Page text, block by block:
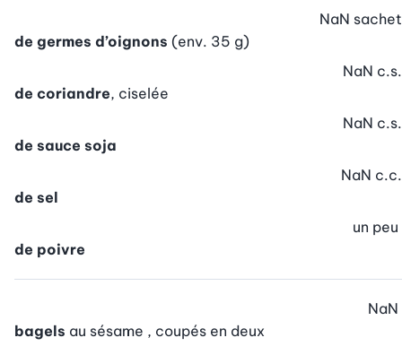
de germes d’oignons (env. 35 g)
NaN sachet
de coriandre, ciselée
NaN c.s.
de sauce soja
NaN c.s.
de sel
NaN c.c.
de poivre
un peu
bagels au sésame , coupés en deux
NaN